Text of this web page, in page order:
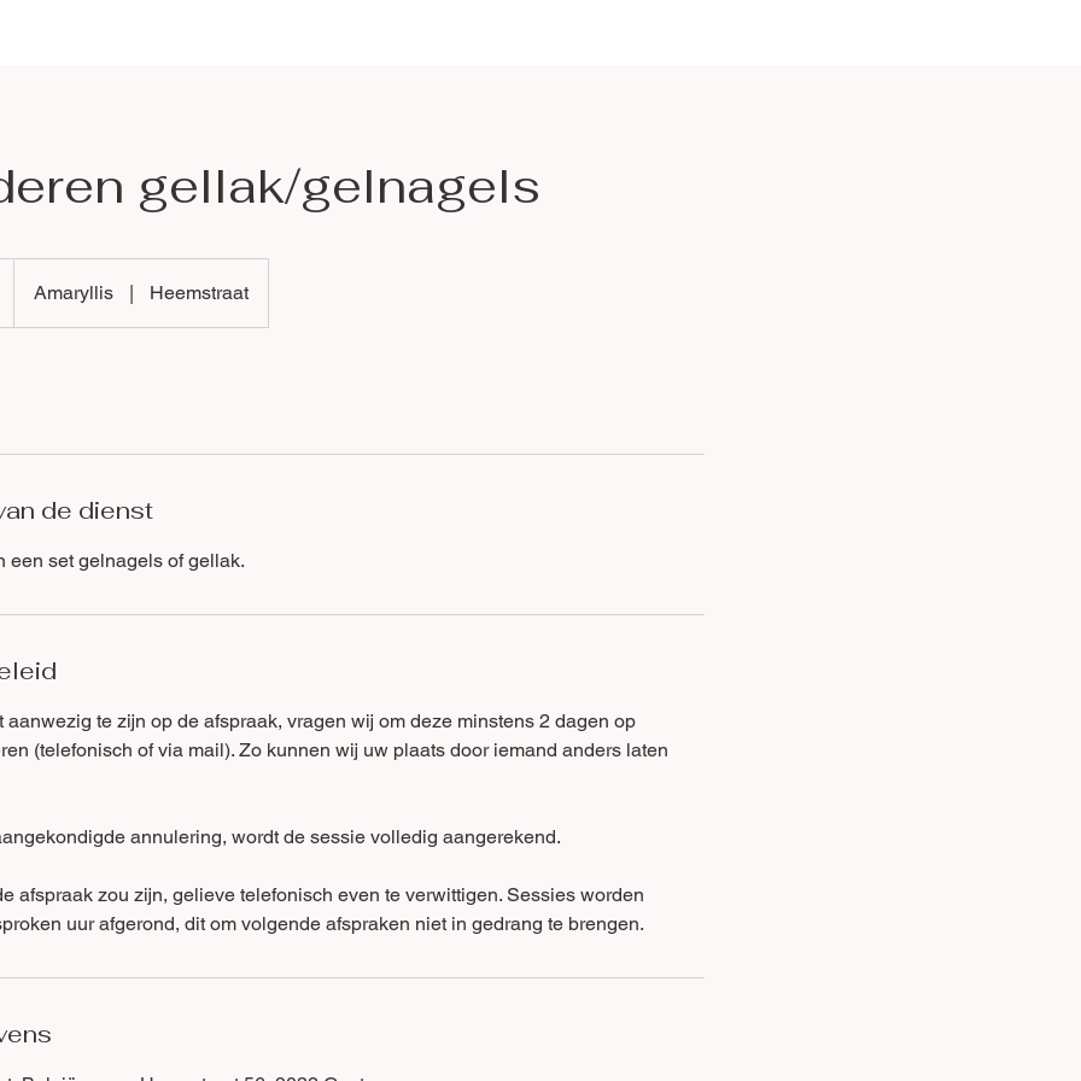
gellak/gelnagels
Amaryllis | Heemstraat
de dienst
een set gelnagels of gellak.
aanwezig te zijn op de afspraak, vragen wij om deze minstens 2 dagen op
(telefonisch of via mail). Zo kunnen wij uw plaats door iemand anders laten
annulering, wordt de sessie volledig aangerekend.
afspraak zou zijn, gelieve telefonisch even te verwittigen. Sessies worden
uur afgerond, dit om volgende afspraken niet in gedrang te brengen.